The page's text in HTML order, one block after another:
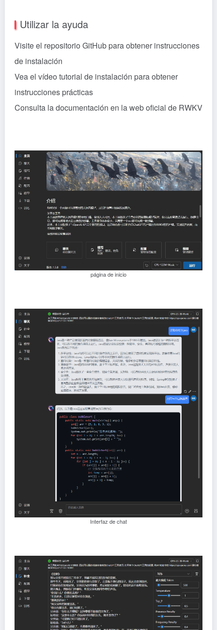
Utilizar la ayuda
Visite el repositorio GitHub para obtener instrucciones
de instalación
Vea el vídeo tutorial de instalación para obtener
instrucciones prácticas
Consulta la documentación en la web oficial de RWKV
página de inicio
Interfaz de chat